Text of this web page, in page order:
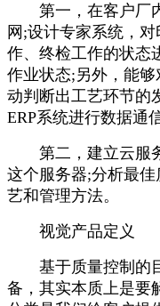
第一，在客户厂内
网;设计专家系统，
作、终检工作的状态
作业状态;另外，能
动判断出工艺环节的
ERP系统进行数据通
第二，建立云服务
这个服务器;分析最
艺和管理方法。
视觉产品定义
基于质量控制的目
备，其实本质上是要